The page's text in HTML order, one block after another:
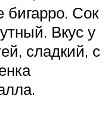
бигарро. Сок
Вкус у
сладкий, с